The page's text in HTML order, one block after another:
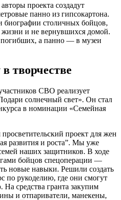
проекта создадут
панно из гипсокартона.
биографии столичных бойцов,
и не вернувшихся домой.
а панно — в музеи
творчестве
СВО реализует
солнечный свет». Он стал
в номинации «Семейная
проект для жен
развития и роста”. Мы уже
наших защитников. В ходе
бойцов спецоперации —
новые навыки. Решили создать
по рукоделию, где они смогут
средства гранта закупим
и отпариватели, манекены,